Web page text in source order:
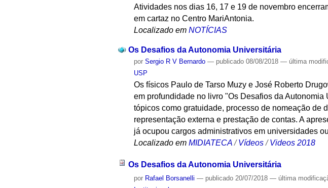
Atividades nos dias 16, 17 e 19 de novembro
em cartaz no Centro MariAntonia.
Localizado em NOTÍCIAS
Os Desafios da Autonomia Universitária
porSergio R V Bernardo — publicado 08/08/2018— última
USP
Os físicos Paulo de Tarso Muzy e José Roberto
em profundidade no livro "Os Desafios da
tópicos como gratuidade, processo de nomeação de
representação externa e prestação de contas. A
já ocupou cargos administrativos em universidades
Localizado em MIDIATECA /Vídeos /Videos 2018
Os Desafios da Autonomia Universitária
por Rafael Borsanelli — publicado 20/07/2018— última